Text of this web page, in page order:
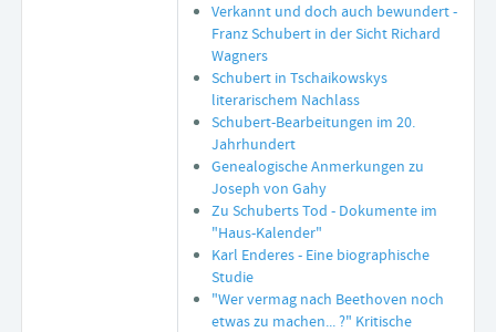
Verkannt und doch auch bewundert -
Franz Schubert in der Sicht Richard
Wagners
Schubert in Tschaikowskys
literarischem Nachlass
Schubert-Bearbeitungen im 20.
Jahrhundert
Genealogische Anmerkungen zu
Joseph von Gahy
Zu Schuberts Tod - Dokumente im
"Haus-Kalender"
Karl Enderes - Eine biographische
Studie
"Wer vermag nach Beethoven noch
etwas zu machen... ?" Kritische